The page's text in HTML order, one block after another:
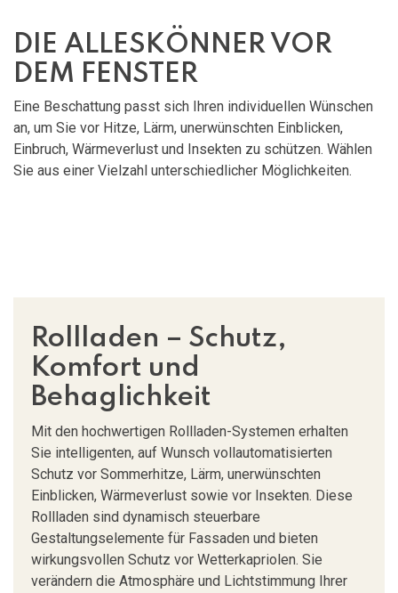
DIE ALLESKÖNNER VOR
DEM FENSTER
Eine Beschattung passt sich Ihren individuellen Wünschen
an, um Sie vor Hitze, Lärm, unerwünschten Einblicken,
Einbruch, Wärmeverlust und Insekten zu schützen. Wählen
Sie aus einer Vielzahl unterschiedlicher Möglichkeiten.
Rollladen – Schutz,
Komfort und
Behaglichkeit
Mit den hochwertigen Rollladen-Systemen erhalten
Sie intelligenten, auf Wunsch vollautomatisierten
Schutz vor Sommerhitze, Lärm, unerwünschten
Einblicken, Wärmeverlust sowie vor Insekten. Diese
Rollladen sind dynamisch steuerbare
Gestaltungselemente für Fassaden und bieten
wirkungsvollen Schutz vor Wetterkapriolen. Sie
verändern die Atmosphäre und Lichtstimmung Ihrer